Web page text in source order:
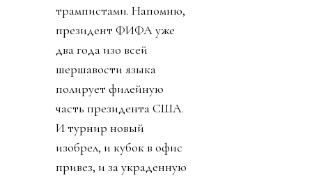
трампистами. Напомню,
президент ФИФА уже
два года изо всей
шершавости языка
полирует филейную
часть президента США.
И турнир новый
изобрел, и кубок в офис
привез, и за украденную